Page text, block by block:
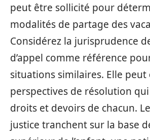
peut être sollicité pour
modalités de partage des
Considérez la jurisprudence
d’appel comme référence
situations similaires. Elle
perspectives de résolution
droits et devoirs de chacun.
justice tranchent sur la base